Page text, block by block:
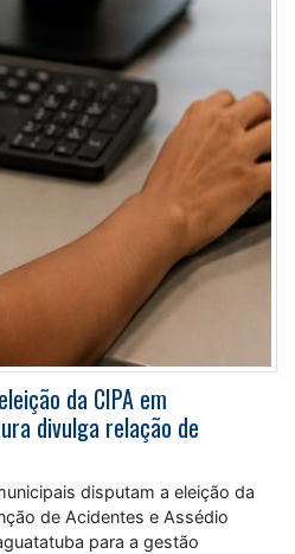
da CIPA em
divulga relação de
disputam a eleição da
de Acidentes e Assédio
para a gestão